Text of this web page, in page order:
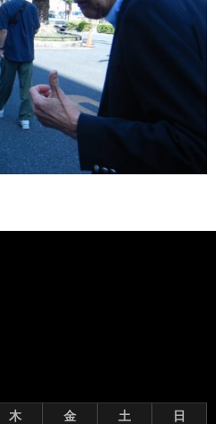
木 金 土 日